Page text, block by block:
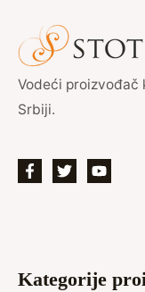
Vodeći proizvođač
Srbiji.
Kategorije